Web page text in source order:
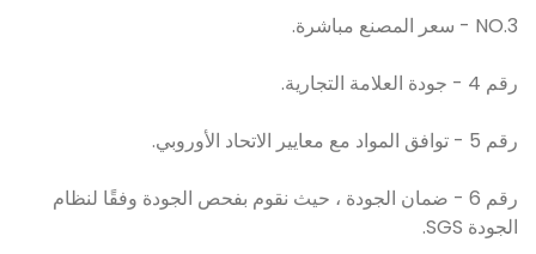
NO.3 - سعر المصنع مباشرة.
رقم 4 - جودة العلامة التجارية.
رقم 5 - توافق المواد مع معايير الاتحاد الأوروبي.
رقم 6 - ضمان الجودة ، حيث نقوم بفحص الجودة وفقًا لنظام
الجودة SGS.